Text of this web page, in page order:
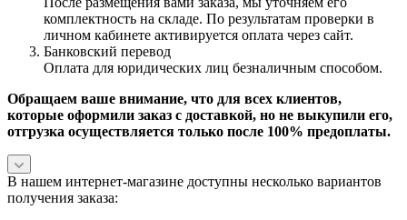
комплектность на складе. По результатам проверки в
личном кабинете активируется оплата через сайт.
Банковский перевод
Оплата для юридических лиц безналичным способом.
Обращаем ваше внимание, что для всех клиентов,
которые оформили заказ с доставкой, но не выкупили его,
отгрузка осуществляется только после 100% предоплаты.
В нашем интернет-магазине доступны несколько вариантов
получения заказа: